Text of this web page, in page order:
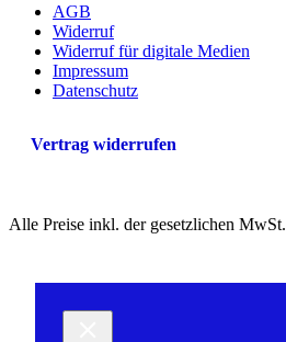
AGB
Widerruf
Widerruf für digitale Medien
Impressum
Datenschutz
Vertrag widerrufen
Alle Preise inkl. der gesetzlichen MwSt.